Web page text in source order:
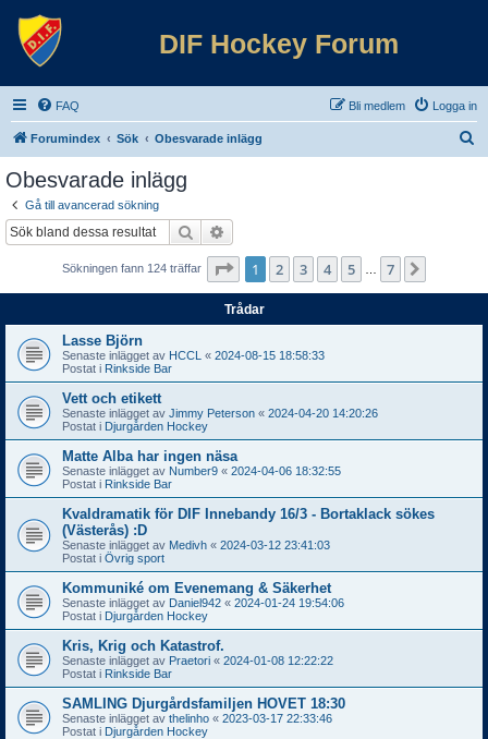
DIF Hockey Forum
FAQ Logga in
Bli medlem
Forumindex Sök Obesvarade inlägg
Obesvarade inlägg
Gå till avancerad sökning
Sök
Sökningen fann 124 träffar Sida av 7
1 2 3 4 5 7
Trådar
Lasse Björn
Senaste inlägget av HCCL « 2024-08-15 18:58:33
Postat i Rinkside Bar
Vett och etikett
Senaste inlägget av Jimmy Peterson « 2024-04-20 14:20:26
Postat i Djurgården Hockey
Matte Alba har ingen näsa
Senaste inlägget av Number9 « 2024-04-06 18:32:55
Postat i Rinkside Bar
Kvaldramatik för DIF Innebandy 16/3 - Bortaklack sökes
(Västerås) :D
Senaste inlägget av Medivh « 2024-03-12 23:41:03
Postat i Övrig sport
Kommuniké om Evenemang & Säkerhet
Senaste inlägget av Daniel942 « 2024-01-24 19:54:06
Postat i Djurgården Hockey
Kris, Krig och Katastrof.
Senaste inlägget av Praetori « 2024-01-08 12:22:22
Postat i Rinkside Bar
SAMLING Djurgårdsfamiljen HOVET 18:30
Senaste inlägget av thelinho « 2023-03-17 22:33:46
Postat i Djurgården Hockey